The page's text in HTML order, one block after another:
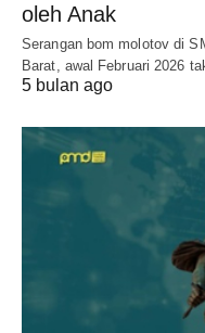
oleh Anak
Serangan bom molotov di
Barat, awal Februari 2026
5 bulan ago